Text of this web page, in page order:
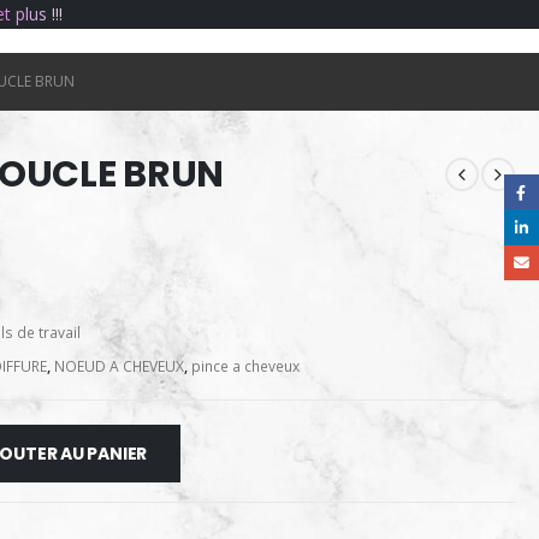
t plus !!!
BRUN
BRUN
de travail
, NOEUD A CHEVEUX, pince a cheveux
AU PANIER